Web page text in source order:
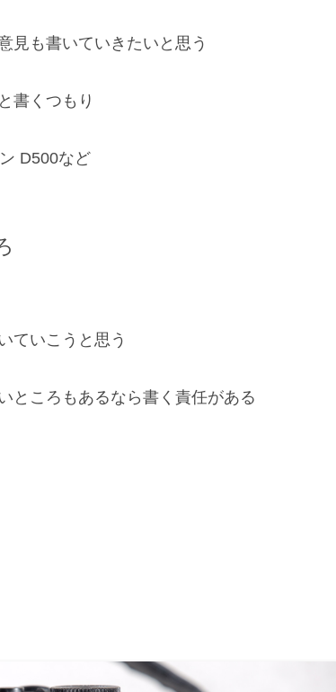
見も書いていきたいと思う
書くつもり
D500など
ていこうと思う
ところもあるなら書く責任がある